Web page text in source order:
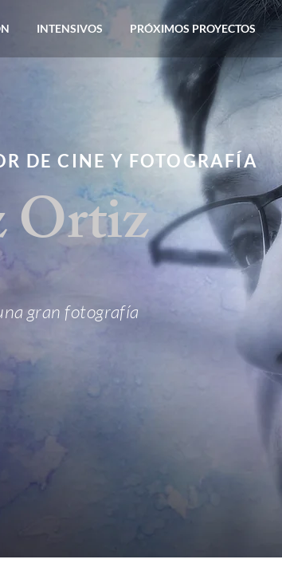
INTENSIVOS PRÓXIMOS PROYECTOS
DE CINE Y FOTOGRAFÍA
Ortiz
gran fotografía